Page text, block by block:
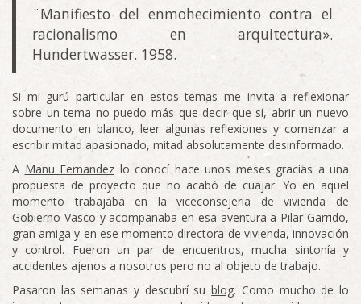
¨Manifiesto del enmohecimiento contra el
racionalismo en arquitectura».
Hundertwasser. 1958.
Si mi gurú particular en estos temas me invita a reflexionar
sobre un tema no puedo más que decir que sí, abrir un nuevo
documento en blanco, leer algunas reflexiones y comenzar a
escribir mitad apasionado, mitad absolutamente desinformado.
A Manu Fernandez lo conocí hace unos meses gracias a una
propuesta de proyecto que no acabó de cuajar. Yo en aquel
momento trabajaba en la viceconsejeria de vivienda de
Gobierno Vasco y acompañaba en esa aventura a Pilar Garrido,
gran amiga y en ese momento directora de vivienda, innovación
y control. Fueron un par de encuentros, mucha sintonía y
accidentes ajenos a nosotros pero no al objeto de trabajo.
Pasaron las semanas y descubrí sublog. Como mucho de lo